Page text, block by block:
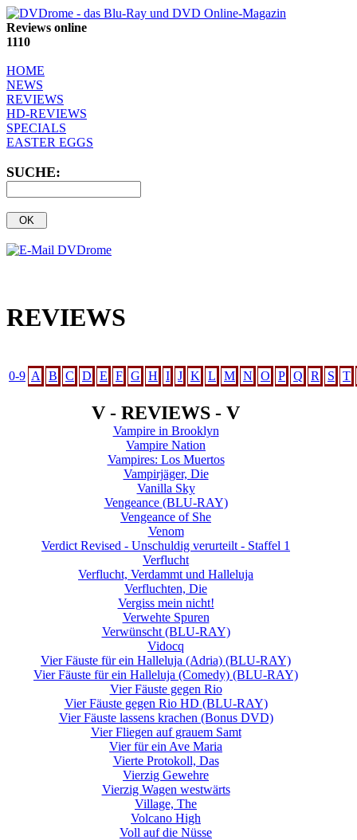
Reviews online
1110
HOME
NEWS
REVIEWS
HD-REVIEWS
SPECIALS
EASTER EGGS
SUCHE:
REVIEWS
0-9 A B C D E F G H I J K L M N O P Q R S T
V - REVIEWS - V
Vampire in Brooklyn
Vampire Nation
Vampires: Los Muertos
Vampirjäger, Die
Vanilla Sky
Vengeance (BLU-RAY)
Vengeance of She
Venom
Verdict Revised - Unschuldig verurteilt - Staffel 1
Verflucht
Verflucht, Verdammt und Halleluja
Verfluchten, Die
Vergiss mein nicht!
Verwehte Spuren
Verwünscht (BLU-RAY)
Vidocq
Vier Fäuste für ein Halleluja (Adria) (BLU-RAY)
Vier Fäuste für ein Halleluja (Comedy) (BLU-RAY)
Vier Fäuste gegen Rio
Vier Fäuste gegen Rio HD (BLU-RAY)
Vier Fäuste lassens krachen (Bonus DVD)
Vier Fliegen auf grauem Samt
Vier für ein Ave Maria
Vierte Protokoll, Das
Vierzig Gewehre
Vierzig Wagen westwärts
Village, The
Volcano High
Voll auf die Nüsse